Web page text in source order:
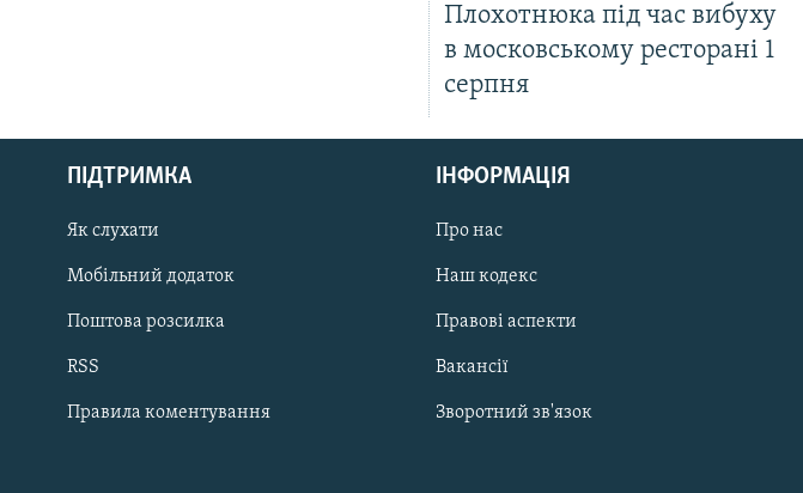
РУС
ДОЛУЧАЙСЯ!
Плохотнюка під час вибуху
в московському ресторані 1
серпня
ПІДТРИМКА
Як слухати
Мобільний додаток
Поштова розсилка
RSS
Правила коментування
ІНФОРМАЦІЯ
Про нас
Наш кодекс
Правові аспекти
Вакансії
Зворотний зв'язок